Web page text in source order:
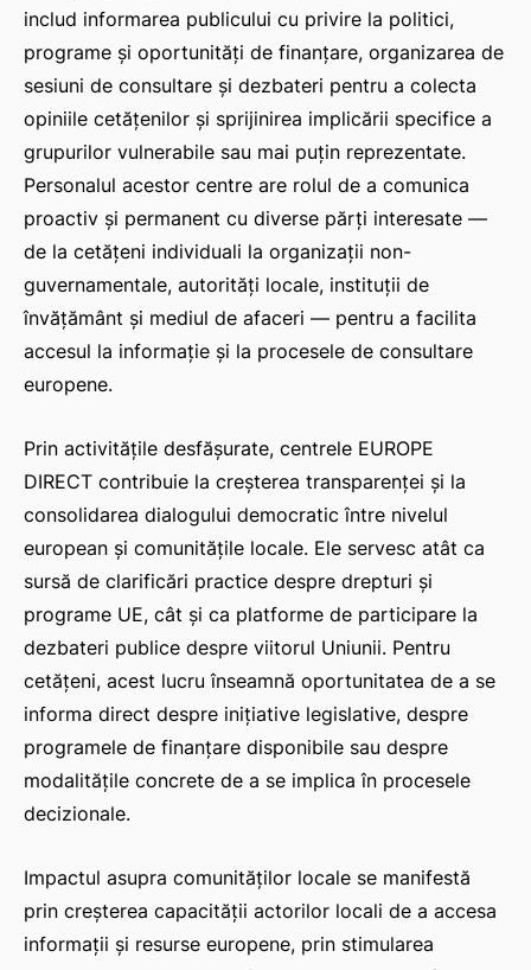
includ informarea publicului cu privire la politici,
programe și oportunități de finanțare, organizarea de
sesiuni de consultare și dezbateri pentru a colecta
opiniile cetățenilor și sprijinirea implicării specifice a
grupurilor vulnerabile sau mai puțin reprezentate.
Personalul acestor centre are rolul de a comunica
proactiv și permanent cu diverse părți interesate —
de la cetățeni individuali la organizații non-
guvernamentale, autorități locale, instituții de
învățământ și mediul de afaceri — pentru a facilita
accesul la informație și la procesele de consultare
europene.
Prin activitățile desfășurate, centrele EUROPE
DIRECT contribuie la creșterea transparenței și la
consolidarea dialogului democratic între nivelul
european și comunitățile locale. Ele servesc atât ca
sursă de clarificări practice despre drepturi și
programe UE, cât și ca platforme de participare la
dezbateri publice despre viitorul Uniunii. Pentru
cetățeni, acest lucru înseamnă oportunitatea de a se
informa direct despre inițiative legislative, despre
programele de finanțare disponibile sau despre
modalitățile concrete de a se implica în procesele
decizionale.
Impactul asupra comunităților locale se manifestă
prin creșterea capacității actorilor locali de a accesa
informații și resurse europene, prin stimularea